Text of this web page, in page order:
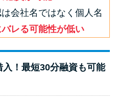
会社名ではなく個人名
レる可能性が低い
！最短30分融資も可能